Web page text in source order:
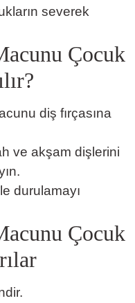
severek
Çocuk
diş fırçasına
ve akşam dişlerini
durulamayı
Çocuk